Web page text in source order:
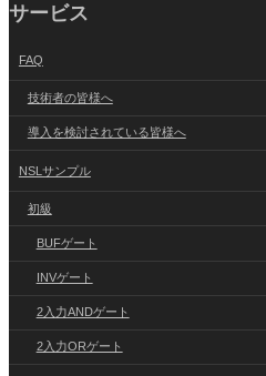
サービス
FAQ
技術者の皆様へ
導入を検討されている皆様へ
NSLサンプル
初級
BUFゲート
INVゲート
2入力ANDゲート
2入力ORゲート